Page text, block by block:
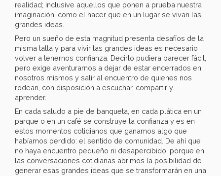
realidad; inclusive aquellos que ponen a prueba nuestra
imaginación, como el hacer que en un lugar se vivan las
grandes ideas.
Pero un sueño de esta magnitud presenta desafíos de la
misma talla y para vivir las grandes ideas es necesario
volver a tenernos confianza. Decirlo pudiera parecer fácil,
pero exige aventurarnos a dejar de estar encerrados en
nosotros mismos y salir al encuentro de quienes nos
rodean, con disposición a escuchar, compartir y
aprender.
En cada saludo a pie de banqueta, en cada plática en un
parque o en un café se construye la confianza y es en
estos momentos cotidianos que ganamos algo que
habíamos perdido: el sentido de comunidad. De ahí que
no haya encuentro pequeño ni desapercibido, porque en
las conversaciones cotidianas abrimos la posibilidad de
generar esas grandes ideas que se transformarán en una